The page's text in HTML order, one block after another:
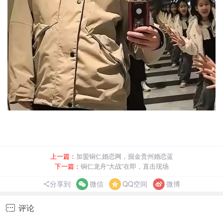
上一篇： 加盟铜仁婚恋网，掘金贵州婚恋蓝
下一篇： 铜仁龙舟“大战”在即，直击现场
分享到 微信 QQ空间 微博
 评论